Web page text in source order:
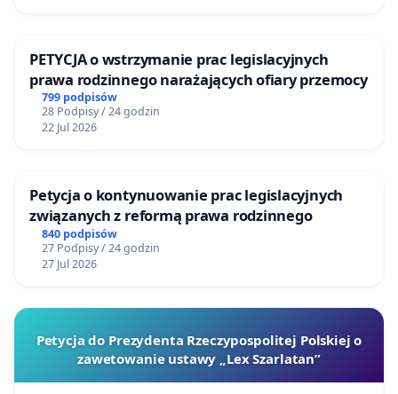
PETYCJA o wstrzymanie prac legislacyjnych
prawa rodzinnego narażających ofiary przemocy
799 podpisów
28 Podpisy / 24 godzin
22 Jul 2026
Petycja o kontynuowanie prac legislacyjnych
związanych z reformą prawa rodzinnego
840 podpisów
27 Podpisy / 24 godzin
27 Jul 2026
Petycja do Prezydenta Rzeczypospolitej Polskiej o
zawetowanie ustawy „Lex Szarlatan”